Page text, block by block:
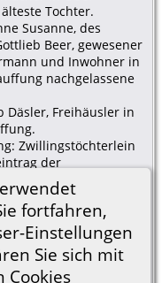
fortfahren,
Einstellungen
Sie sich mit
Cookies
Tochter.
Susanne, des
Beer, gewesener
und Inwohner in
nachgelassene
Däsler, Freihäusler in
Zwillingstöchterlein
der
erstreckt sich
im Kirchenbuch
Minnerop, Taufen
1834-16, (LDS Film
Dez 1829
3).